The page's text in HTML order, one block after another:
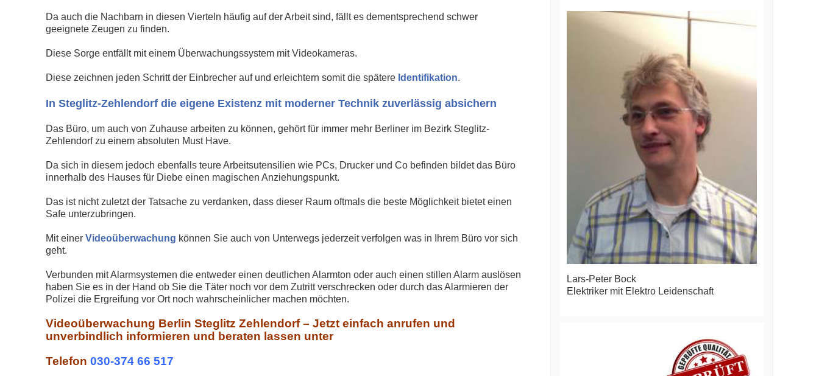
Da auch die Nachbarn in diesen Vierteln häufig auf der Arbeit sind, fällt es dementsprechend schwer
geeignete Zeugen zu finden.
Diese Sorge entfällt mit einem Überwachungssystem mit Videokameras.
Diese zeichnen jeden Schritt der Einbrecher auf und erleichtern somit die spätere Identifikation.
In Steglitz-Zehlendorf die eigene Existenz mit moderner Technik zuverlässig absichern
Das Büro, um auch von Zuhause arbeiten zu können, gehört für immer mehr Berliner im Bezirk Steglitz-
Zehlendorf zu einem absoluten Must Have.
Da sich in diesem jedoch ebenfalls teure Arbeitsutensilien wie PCs, Drucker und Co befinden bildet das Büro
innerhalb des Hauses für Diebe einen magischen Anziehungspunkt.
Das ist nicht zuletzt der Tatsache zu verdanken, dass dieser Raum oftmals die beste Möglichkeit bietet einen
Safe unterzubringen.
Mit einer Videoüberwachung können Sie auch von Unterwegs jederzeit verfolgen was in Ihrem Büro vor sich
geht.
Verbunden mit Alarmsystemen die entweder einen deutlichen Alarmton oder auch einen stillen Alarm auslösen
haben Sie es in der Hand ob Sie die Täter noch vor dem Zutritt verschrecken oder durch das Alarmieren der
Polizei die Ergreifung vor Ort noch wahrscheinlicher machen möchten.
Videoüberwachung Berlin Steglitz Zehlendorf – Jetzt einfach anrufen und
unverbindlich informieren und beraten lassen unter
Telefon 030-374 66 517
Lars-Peter Bock
Elektriker mit Elektro Leidenschaft